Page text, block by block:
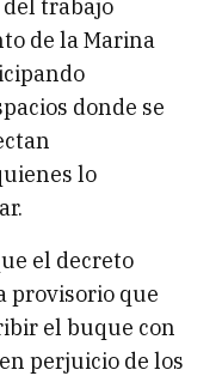
del trabajo
de la Marina
donde se
lo
el decreto
provisorio que
el buque con
perjuicio de los